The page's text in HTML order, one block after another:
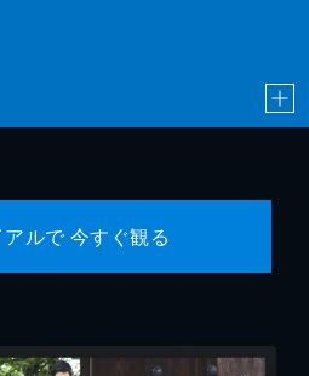
ルで 今すぐ観る